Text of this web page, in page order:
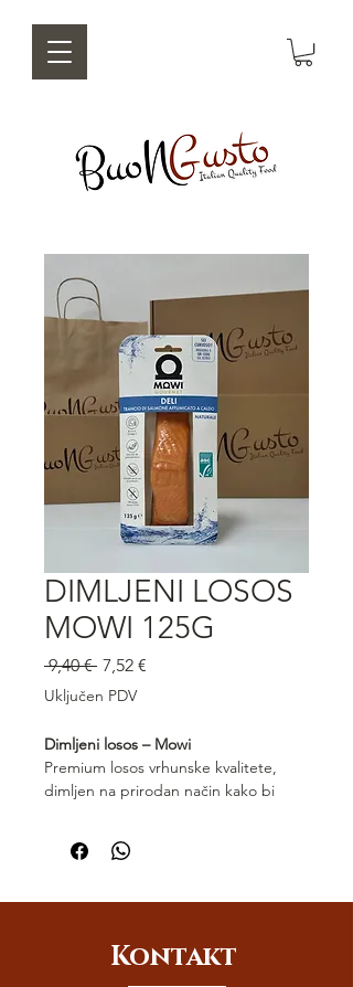
DIMLJENI LOSOS
MOWI 125G
9,40 € Redovna
cijena
7,52 €
Uključen PDV
Dimljeni losos – Mowi
Premium losos vrhunske kvalitete,
dimljen na prirodan način kako bi
uravnotežen okus. Dimljeni losos Mowi
odlikuje se nježnom teksturom,
balansom između slanosti i svježine.
luksuzni dodatak doručku.
Kontakt